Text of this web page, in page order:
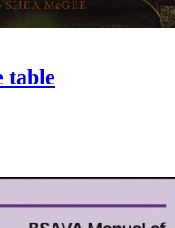
table